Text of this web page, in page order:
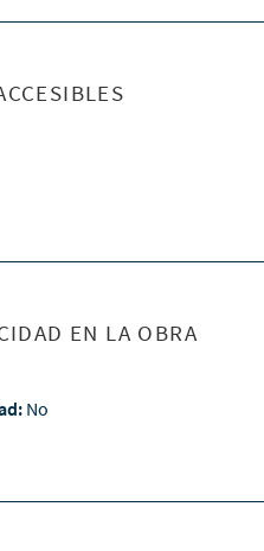
EN LA OBRA
No